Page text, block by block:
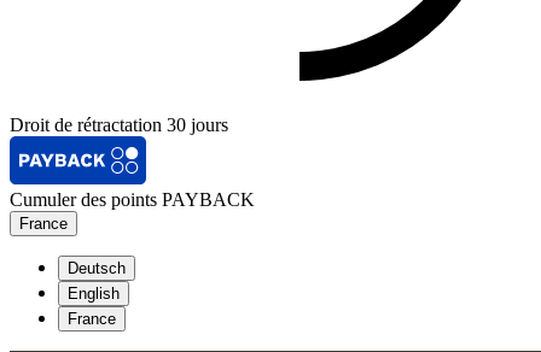
Droit de rétractation 30 jours
Cumuler des points PAYBACK
France
Deutsch
English
France